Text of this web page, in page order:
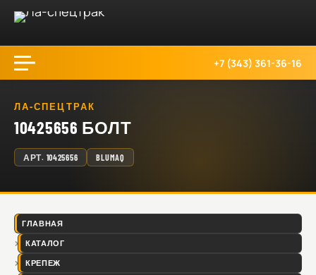
+7 (343) 361-36-16
ЛА-СПЕЦТРАК
10425656 БОЛТ
АРТ. 10425656 BLUMAQ
ГЛАВНАЯ
КАТАЛОГ
КРЕПЕЖ